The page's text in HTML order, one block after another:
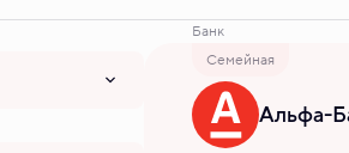
Банк
Семейная
Альфа-